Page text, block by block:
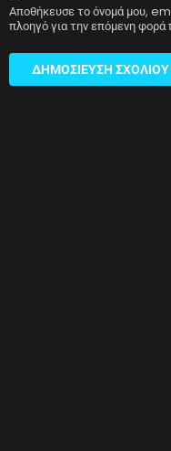
Αποθήκευσε το όνομά μου,
πλοηγό για την επόμενη φορά